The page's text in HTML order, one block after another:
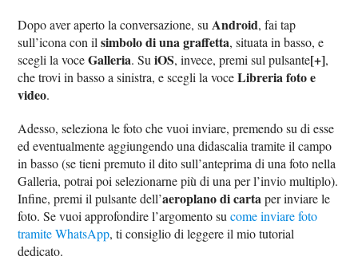
Dopo aver aperto la conversazione, su Android, fai tap
sull’icona con ilsimbolo di una graffetta, situata in basso, e
scegli la voceGalleria. SuiOS, invece, premi sul pulsante[+],
che trovi in basso a sinistra, e scegli la voceLibreria foto e
video.
Adesso, seleziona le foto che vuoi inviare, premendo su di esse
ed eventualmente aggiungendo una didascalia tramite il campo
in basso (se tieni premuto il dito sull’anteprima di una foto nella
Galleria, potrai poi selezionarne più di una per l’invio multiplo).
Infine, premi il pulsante dell’aeroplano di cartaper inviare le
foto. Se vuoi approfondire l’argomento sucome inviare foto
tramite WhatsApp, ti consiglio di leggere il mio tutorial
dedicato.